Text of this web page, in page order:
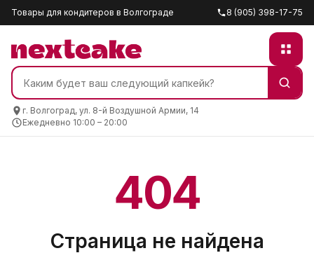
Товары для кондитеров в Волгограде 8 (905) 398-17-75
г. Волгоград, ул. 8-й Воздушной Армии, 14
Ежедневно 10:00 – 20:00
404
Страница не найдена